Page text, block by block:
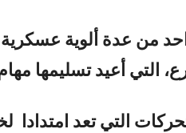
من عدة ألوية عسكرية
التي أعيد تسليمها
التي تعد امتدادا